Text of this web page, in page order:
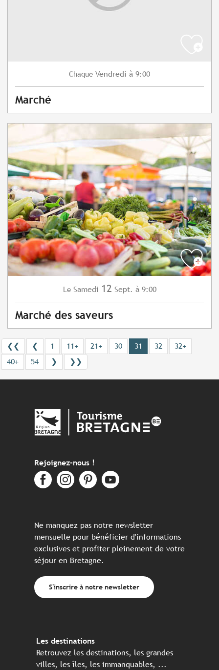
Chaque Vendredi à 9:00
Marché
Le Samedi 12 Sept. à 9:00
Marché des saveurs
❮❮ ❮ 1 11+ 21+ 30 31 32
32+
40+
54 ❯ ❯❯
Rejoignez-nous !
Ne manquez pas notre newsletter
mensuelle pour bénéficier d'informations
exclusives et profiter pleinement de votre
séjour en Bretagne.
S'inscrire à notre newsletter
Les destinations
Retrouvez les destinations, les grandes
villes, les îles, les immanquables, ...